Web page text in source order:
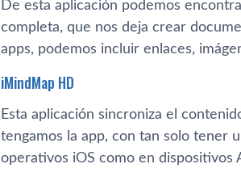
De esta aplicación podemos
completa, que nos deja crear
apps, podemos incluir enlaces,
iMindMap HD
Esta aplicación sincroniza el
tengamos la app, con tan solo tener
operativos iOS como en dispositivos